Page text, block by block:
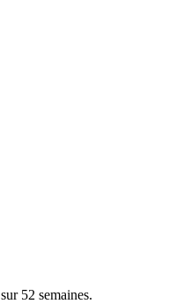
sur 52 semaines.